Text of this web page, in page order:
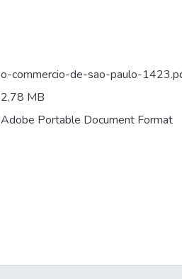
o-commercio-de-sao-paulo-
2,78 MB
Adobe Portable Document Format